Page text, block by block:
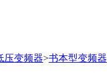
压变频器>书本型变频器